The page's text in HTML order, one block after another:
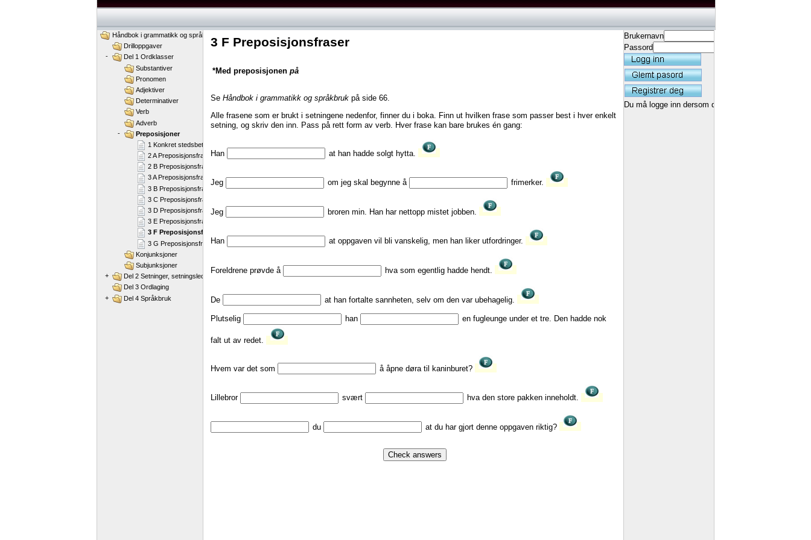
3 F Preposisjonsfraser
*Med preposisjonen på
Se Håndbok i grammatikk og språkbruk på side 66.
Alle frasene som er brukt i setningene nedenfor, finner du i boka. Finn ut hvilken frase som passer best i hver enkelt
setning, og skriv den inn. Pass på rett form av verb. Hver frase kan bare brukes én gang:
Han at han hadde solgt hytta.
Jeg om jeg skal begynne å frimerker.
Jeg broren min. Han har nettopp mistet jobben.
Han at oppgaven vil bli vanskelig, men han liker utfordringer.
Foreldrene prøvde å hva som egentlig hadde hendt.
De at han fortalte sannheten, selv om den var ubehagelig.
Plutselig han en fugleunge under et tre. Den hadde nok
falt ut av redet.
Hvem var det som å åpne døra til kaninburet?
Lillebror svært hva den store pakken inneholdt.
du at du har gjort denne oppgaven riktig?
Check answers
Håndbok i grammatikk og språkbruk
Drilloppgaver
-
Del 1 Ordklasser
Substantiver
Pronomen
Adjektiver
Determinativer
Verb
Adverb
-
Preposisjoner
1 Konkret stedsbetydning
2 A Preposisjonsfraser
2 B Preposisjonsfraser
3 A Preposisjonsfraser
3 B Preposisjonsfraser
3 C Preposisjonsfraser
3 D Preposisjonsfraser
3 E Preposisjonsfraser
3 F Preposisjonsfraser
3 G Preposisjonsfraser
Konjunksjoner
Subjunksjoner
+
Del 2 Setninger, setningsledd og ordstilling
Del 3 Ordlaging
+
Del 4 Språkbruk
Brukernavn
Passord
Du må logge inn dersom du ønsker å få lagret